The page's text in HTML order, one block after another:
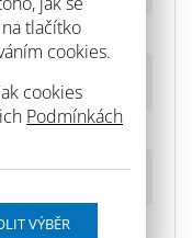
tlačítko
cookies.
cookies
Podmínkách